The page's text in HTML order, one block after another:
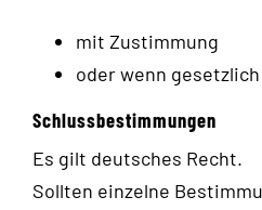
mit Zustimmung
oder wenn
Schlussbestimmungen
Es gilt deutsches Recht.
Sollten einzelne